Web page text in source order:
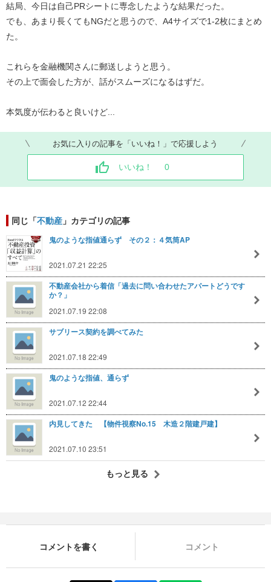
結局、今日は自己PRシートに専念したような結果だった。
でも、あまり長くてもNGだと思うので、A4サイズで1-2枚にまとめ
た。
これらを金融機関さんに郵送しようと思う。
その上で面会した方が、話がスムーズになるはずだ。
本気度が伝わると良いけど...
お気に入りの記事を「いいね！」で応援しよう
いいね！ 0
同じ「不動産 」カテゴリの記事
鬼のような指値通らず その２：４気筒AP
2021.07.21 22:25
不動産会社から着信「過去に問い合わせたアパートどうです
か？」
2021.07.19 22:08
サブリース契約を調べてみた
2021.07.18 22:49
鬼のような指値、通らず
2021.07.12 22:44
内見してきた 【物件視察No.15 木造２階建戸建】
2021.07.10 23:51
もっと見る
コメントを書く コメント